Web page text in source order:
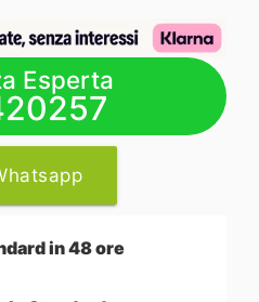
Esperta
in 48 ore